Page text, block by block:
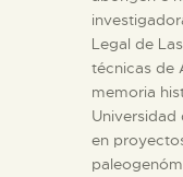
Legal de
técnicas de
memoria
Universidad
en